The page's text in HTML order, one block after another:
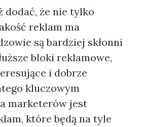
dodać, że nie tylko
reklam ma
są bardziej skłonni
bloki reklamowe,
i dobrze
kluczowym
marketerów jest
które będą na tyle